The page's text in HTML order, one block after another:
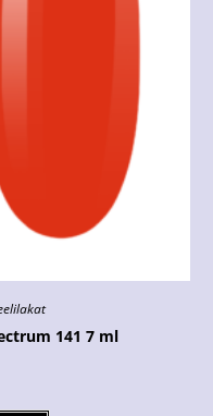
141 7 ml